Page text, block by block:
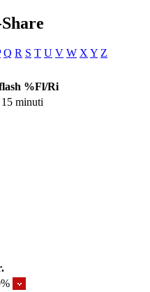
Q R S T U V W X Y Z
%Fl/Ri
minuti